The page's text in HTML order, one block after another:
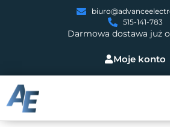
Moje konto
Darmowa dostawa już
515-141-783